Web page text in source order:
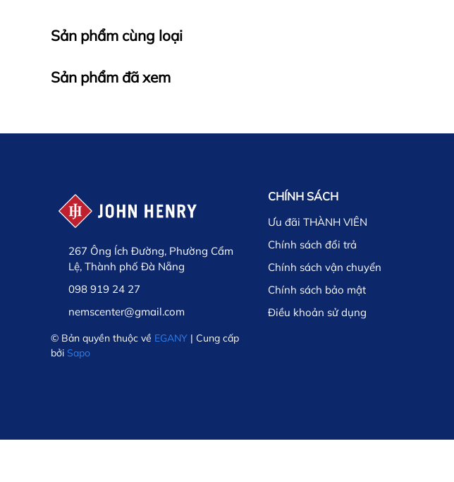
Sản phẩm cùng loại
Sản phẩm đã xem
267 Ông Ích Đường, Phường Cẩm
Lệ, Thành phố Đà Nẵng
098 919 24 27
nemscenter@gmail.com
© Bản quyền thuộc về EGANY | Cung cấp
bởi Sapo
CHÍNH SÁCH
Ưu đãi THÀNH VIÊN
Chính sách đổi trả
Chính sách vận chuyển
Chính sách bảo mật
Điều khoản sử dụng